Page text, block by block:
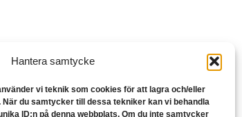
Hantera samtycke
vi teknik som cookies för att lagra och/eller
du samtycker till dessa tekniker kan vi behandla
ID:n på denna webbplats. Om du inte samtycker